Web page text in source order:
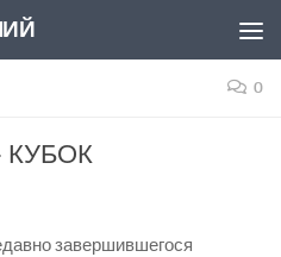
0
завершившегося